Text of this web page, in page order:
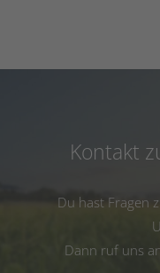
Kontakt
Du hast Fragen
Dann ruf uns